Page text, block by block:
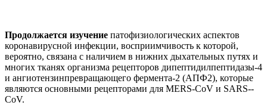
Продолжается изучение патофизиологических аспектов
коронавирусной инфекции, восприимчивость к которой,
вероятно, связана с наличием в нижних дыхательных путях и
многих тканях организма рецепторов дипептидилпептидазы-4
и ангиотензинпревращающего фермента-2 (АПФ2), которые
являются основными рецепторами для MERS­-CoV и SARS-­
CoV.